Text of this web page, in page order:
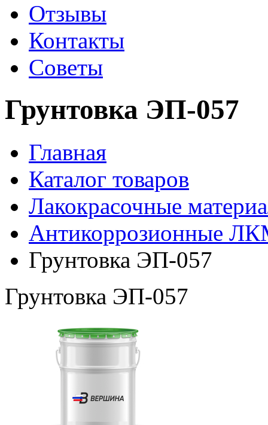
Отзывы
Контакты
Советы
Грунтовка ЭП-057
Главная
Каталог товаров
Лакокрасочные
Антикоррозионные
Грунтовка ЭП-057
Грунтовка ЭП-057